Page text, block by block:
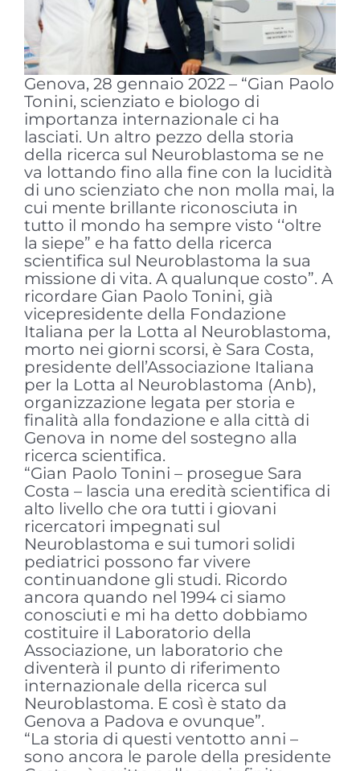
Genova, 28 gennaio 2022 – “Gian Paolo
Tonini, scienziato e biologo di
importanza internazionale ci ha
lasciati. Un altro pezzo della storia
della ricerca sul Neuroblastoma se ne
va lottando fino alla fine con la lucidità
di uno scienziato che non molla mai, la
cui mente brillante riconosciuta in
tutto il mondo ha sempre visto ‘‘oltre
la siepe” e ha fatto della ricerca
scientifica sul Neuroblastoma la sua
missione di vita. A qualunque costo”. A
ricordare Gian Paolo Tonini, già
vicepresidente della Fondazione
Italiana per la Lotta al Neuroblastoma,
morto nei giorni scorsi, è Sara Costa,
presidente dell’Associazione Italiana
per la Lotta al Neuroblastoma (Anb),
organizzazione legata per storia e
finalità alla fondazione e alla città di
Genova in nome del sostegno alla
ricerca scientifica.
“Gian Paolo Tonini – prosegue Sara
Costa – lascia una eredità scientifica di
alto livello che ora tutti i giovani
ricercatori impegnati sul
Neuroblastoma e sui tumori solidi
pediatrici possono far vivere
continuandone gli studi. Ricordo
ancora quando nel 1994 ci siamo
conosciuti e mi ha detto dobbiamo
costituire il Laboratorio della
Associazione, un laboratorio che
diventerà il punto di riferimento
internazionale della ricerca sul
Neuroblastoma. E così è stato da
Genova a Padova e ovunque”.
“La storia di questi ventotto anni –
sono ancora le parole della presidente